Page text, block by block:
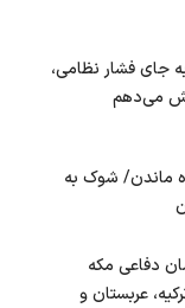
جای فشار نظامی،
می‌دهم
زنده ماندن/ شوک به
دفاعی مکه
عربستان و